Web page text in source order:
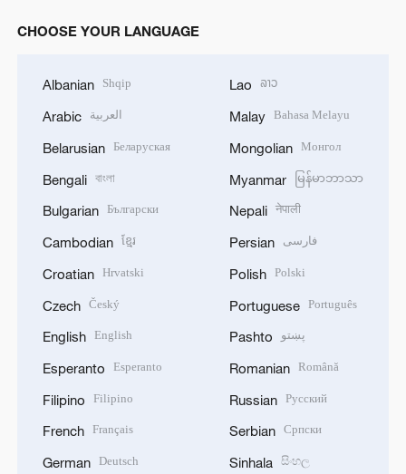
CHOOSE YOUR LANGUAGE
Albanian Shqip
Arabic العربية
Belarusian Беларуская
Bengali বাংলা
Bulgarian Български
Cambodian ខ្មែរ
Croatian Hrvatski
Czech Český
English English
Esperanto Esperanto
Filipino Filipino
French Français
German Deutsch
Lao ລາວ
Malay Bahasa Melayu
Mongolian Монгол
Myanmar မြန်မာဘာသာ
Nepali नेपाली
Persian فارسی
Polish Polski
Portuguese Português
Pashto پښتو
Romanian Română
Russian Русский
Serbian Српски
Sinhala සිංහල